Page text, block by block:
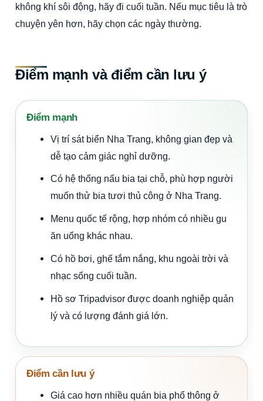
không khí sôi động, hãy đi cuối tuần. Nếu mục tiêu là trò
chuyện yên hơn, hãy chọn các ngày thường.
Điểm mạnh và điểm cần lưu ý
Điểm mạnh
Vị trí sát biển Nha Trang, không gian đẹp và
dễ tạo cảm giác nghỉ dưỡng.
Có hệ thống nấu bia tại chỗ, phù hợp người
muốn thử bia tươi thủ công ở Nha Trang.
Menu quốc tế rộng, hợp nhóm có nhiều gu
ăn uống khác nhau.
Có hồ bơi, ghế tắm nắng, khu ngoài trời và
nhạc sống cuối tuần.
Hồ sơ Tripadvisor được doanh nghiệp quản
lý và có lượng đánh giá lớn.
Điểm cần lưu ý
Giá cao hơn nhiều quán bia phổ thông ở